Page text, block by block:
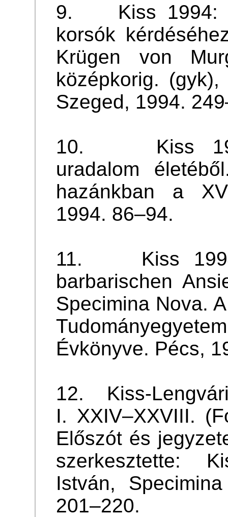
9. Kiss 1994:
korsók
Krügen von
középkorig.
Szeged, 1994.
10. Kiss
uradalom
hazánkban a
1994. 86–94.
11. Kiss
barbarischen
Specimina Nova.
Évkönyve. Pécs,
12. Kiss-Lengvári
I. XXIV–XXVIII.
Előszót és
szerkesztette:
István,
201–220.